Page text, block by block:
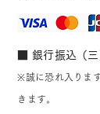
■ 銀行振込（三
※誠に恐れ入りま
きます。